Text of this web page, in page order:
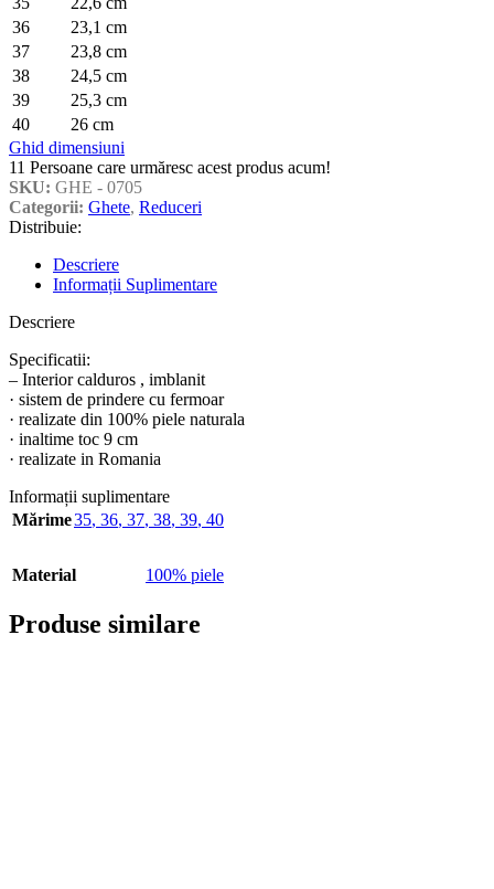
36
23,1 cm
37
23,8 cm
38
24,5 cm
39
25,3 cm
40
26 cm
Ghid dimensiuni
11 Persoane care urmăresc acest produs acum!
SKU: GHE - 0705
Categorii: Ghete, Reduceri
Distribuie:
Descriere
Informații Suplimentare
Descriere
Specificatii:
– Interior calduros , imblanit
· sistem de prindere cu fermoar
· realizate din 100% piele naturala
· inaltime toc 9 cm
· realizate in Romania
Informații suplimentare
Mărime35, 36, 37, 38, 39, 40
Material 100% piele
Produse similare